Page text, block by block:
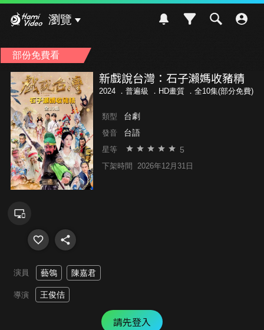
瀏覽
部份免費看
新戲說台灣：石子瀨媽收豬精
2024 ． 普遍級 ．HD畫質 ．全10集(部分免費)
類型 台劇
發音 台語
星等 5
下架時間 2026年12月31日
演員 藝鴒 陳嘉君
導演 王俊佶
請先登入